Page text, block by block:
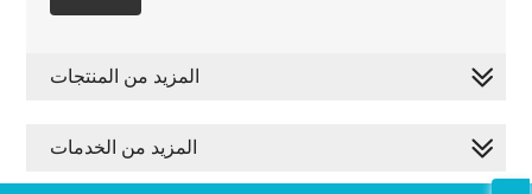
المزيد من المنتجات
المزيد من الخدمات